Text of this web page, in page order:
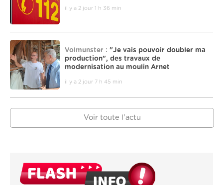
il y a 2 jour 1 h 36 min
Volmunster : "Je vais pouvoir doubler ma
production", des travaux de
modernisation au moulin Arnet
il y a 2 jour 7 h 45 min
Voir toute l'actu